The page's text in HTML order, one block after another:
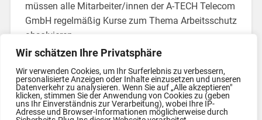
Wir schätzen Ihre Privatsphäre
Wir verwenden Cookies, um Ihr Surferlebnis zu verbessern,
personalisierte Anzeigen oder Inhalte einzusetzen und unseren
Datenverkehr zu analysieren. Wenn Sie auf „Alle akzeptieren"
klicken, stimmen Sie der Anwendung von Cookies zu (geben
uns Ihr Einverständnis zur Verarbeitung), wobei Ihre IP-
Adresse und Browser-Informationen möglicherweise durch
müssen alle Mitarbeiter/innen der A-TECH Telecom
GmbH regelmäßig Kurse zum Thema Arbeitsschutz
absolvieren.
Im UntermenüTelekom Trainierbar
direkt zum eLearning-Portal der Deutschen
Telekom weitergeleitet.